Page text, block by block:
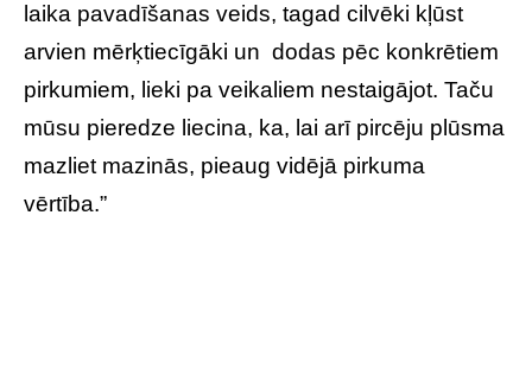
laika pavadīšanas veids, tagad cilvēki kļūst
arvien mērķtiecīgāki un dodas pēc konkrētiem
pirkumiem, lieki pa veikaliem nestaigājot. Taču
mūsu pieredze liecina, ka, lai arī pircēju plūsma
mazliet mazinās, pieaug vidējā pirkuma
vērtība.”